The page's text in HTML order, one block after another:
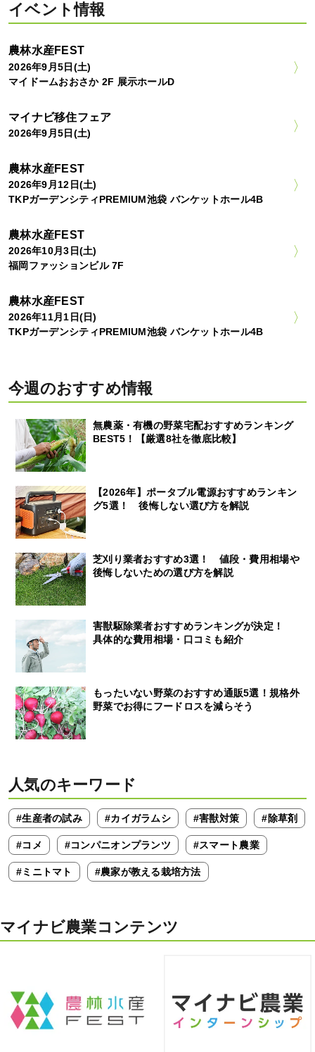
イベント情報
農林水産FEST
2026年9月5日(土)
マイドームおおさか 2F 展示ホールD
マイナビ移住フェア
2026年9月5日(土)
農林水産FEST
2026年9月12日(土)
TKPガーデンシティPREMIUM池袋 バンケットホール4B
農林水産FEST
2026年10月3日(土)
福岡ファッションビル 7F
農林水産FEST
2026年11月1日(日)
TKPガーデンシティPREMIUM池袋 バンケットホール4B
今週のおすすめ情報
無農薬・有機の野菜宅配おすすめランキング
BEST5！【厳選8社を徹底比較】
【2026年】ポータブル電源おすすめランキン
グ5選！ 後悔しない選び方を解説
芝刈り業者おすすめ3選！ 値段・費用相場や
後悔しないための選び方を解説
害獣駆除業者おすすめランキングが決定！
具体的な費用相場・口コミも紹介
もったいない野菜のおすすめ通販5選！規格外
野菜でお得にフードロスを減らそう
人気のキーワード
#生産者の試み #カイガラムシ #害獣対策 #除草剤
#コメ #コンパニオンプランツ #スマート農業
#ミニトマト #農家が教える栽培方法
マイナビ農業コンテンツ